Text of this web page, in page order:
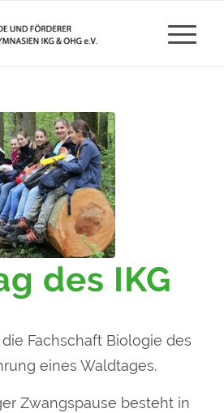
des IKG
Fachschaft Biologie des
eines Waldtages.
Zwangspause besteht in